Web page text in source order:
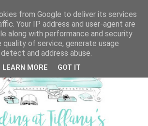
from Google to deliver its services
Your IP address and user-agent are
along with performance and security
of service, generate usage
and address abuse.
LEARN MORE GOT IT